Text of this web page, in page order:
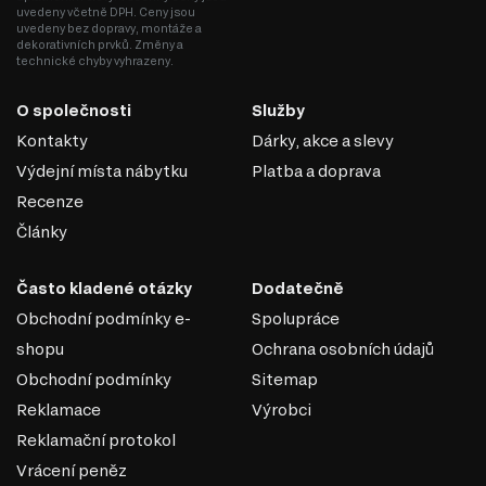
univerzálnosti a dostupnosti.
Výhody DTD:
Různorodost designů: Umožňuje výrobu nábytku v moderním,
Snadné zpracování: DTD lze snadno řezat a vrtat, což umožňuje
Odolnost vůči vlivům: Laminované DTD je dobře chráněné proti
vlhkosti, ultrafialovému záření a mechanickému poškození.
formaldehydu v souladu s ekologickými normami.
DTD je praktickým a ekonomickým řešením v nábytkářské
jedinečné designové produkty.
uvedeny včetně DPH. Ceny jsou
uvedeny bez dopravy, montáže a
dekorativních prvků. Změny a
technické chyby vyhrazeny.
O společnosti
Kontakty
Výdejní místa nábytku
Recenze
Články
Služby
Dárky, akce a slevy
Platba a doprava
Často kladené otázky
Obchodní podmínky e-
shopu
Obchodní podmínky
Reklamace
Reklamační protokol
Vrácení peněz
Dodatečně
Spolupráce
Ochrana osobních údajů
Sitemap
Výrobci